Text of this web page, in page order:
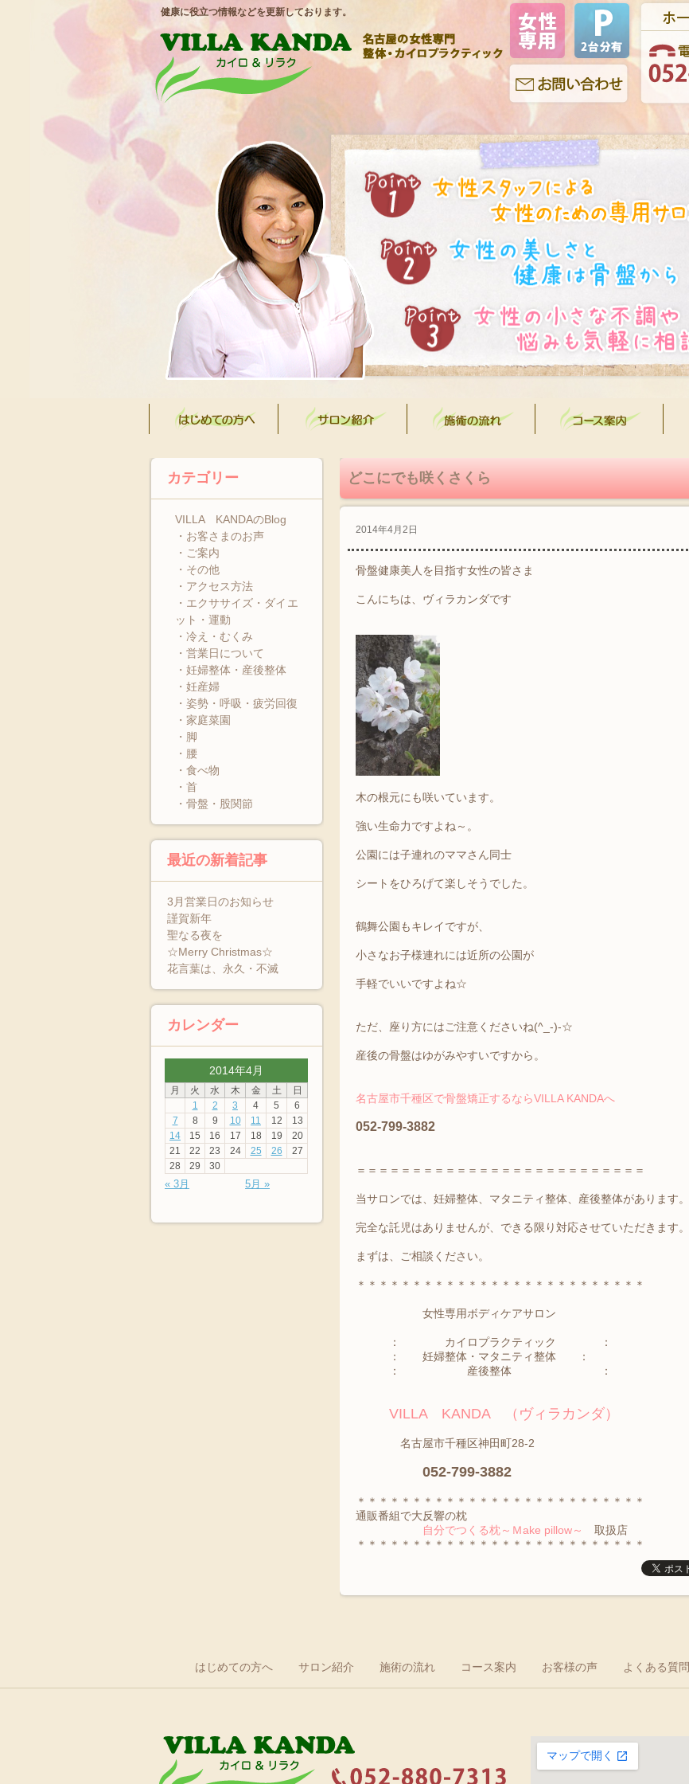
健康に役立つ情報などを更新しております。
カテゴリー
VILLA KANDAのBlog
・お客さまのお声
・ご案内
・その他
・アクセス方法
・エクササイズ・ダイエ
ット・運動
・冷え・むくみ
・営業日について
・妊婦整体・産後整体
・妊産婦
・姿勢・呼吸・疲労回復
・家庭菜園
・脚
・腰
・食べ物
・首
・骨盤・股関節
最近の新着記事
3月営業日のお知らせ
謹賀新年
聖なる夜を
☆Merry Christmas☆
花言葉は、永久・不滅
カレンダー
2014年4月
月 火 水 木 金 土 日
« 3月 5月 »
1 2 3 4 5
6
7
8 9 10 11 12
13
14
15 16 17 18 19
20
21
22 23 24 25 26
27
28
29 30
どこにでも咲くさくら
2014年4月2日
骨盤健康美人を目指す女性の皆さま
こんにちは、ヴィラカンダです
木の根元にも咲いています。
強い生命力ですよね～。
公園には子連れのママさん同士
シートをひろげて楽しそうでした。
鶴舞公園もキレイですが、
小さなお子様連れには近所の公園が
手軽でいいですよね☆
ただ、座り方にはご注意くださいね(^_-)-☆
産後の骨盤はゆがみやすいですから。
名古屋市千種区で骨盤矯正するならVILLA KANDAへ
052-799-3882
＝＝＝＝＝＝＝＝＝＝＝＝＝＝＝＝＝＝＝＝＝＝＝＝＝＝
当サロンでは、妊婦整体、マタニティ整体、産後整体があります。
完全な託児はありませんが、できる限り対応させていただきます。
まずは、ご相談ください。
＊＊＊＊＊＊＊＊＊＊＊＊＊＊＊＊＊＊＊＊＊＊＊＊＊＊
女性専用ボディケアサロン
： カイロプラクティック ：
： 妊婦整体・マタニティ整体 ：
： 産後整体 ：
VILLA KANDA （ヴィラカンダ）
名古屋市千種区神田町28-2
052-799-3882
＊＊＊＊＊＊＊＊＊＊＊＊＊＊＊＊＊＊＊＊＊＊＊＊＊＊
通販番組で大反響の枕
自分でつくる枕～Ｍake pillow～
取扱店
＊＊＊＊＊＊＊＊＊＊＊＊＊＊＊＊＊＊＊＊＊＊＊＊＊＊
はじめての方へ サロン紹介 施術の流れ コース案内 お客様の声 よくある質問